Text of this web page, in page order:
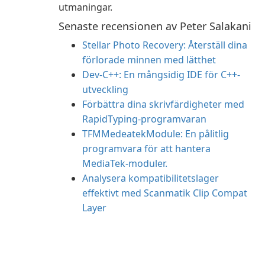
utmaningar.
Senaste recensionen av Peter Salakani
Stellar Photo Recovery: Återställ dina
förlorade minnen med lätthet
Dev-C++: En mångsidig IDE för C++-
utveckling
Förbättra dina skrivfärdigheter med
RapidTyping-programvaran
TFMMedeatekModule: En pålitlig
programvara för att hantera
MediaTek-moduler.
Analysera kompatibilitetslager
effektivt med Scanmatik Clip Compat
Layer